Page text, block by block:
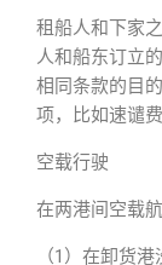
租船人和下家
人和船东订立
相同条款的目
项，比如速谴
空载行驶
在两港间空载
（1）在卸货